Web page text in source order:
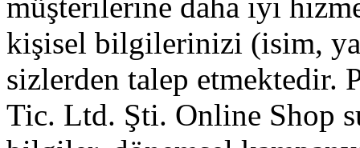
kişisel bilgilerinizi (isim,
sizlerden talep etmektedir.
Tic. Ltd. Şti. Online Shop